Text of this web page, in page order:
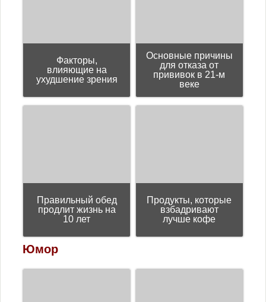
Факторы,
влияющие на
ухудшение зрения
Основные причины
для отказа от
прививок в 21-м
веке
Правильный обед
продлит жизнь на
10 лет
Продукты, которые
взбадривают
лучше кофе
Юмор